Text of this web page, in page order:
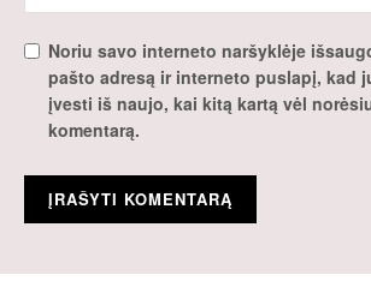
Noriu savo interneto naršyklėje
pašto adresą ir interneto puslapį, kad
įvesti iš naujo, kai kitą kartą vėl
komentarą.